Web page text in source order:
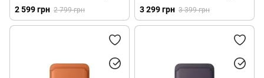
- Taupe (MT243)
2 599 грн 2 799 грн
– Navy (MGH94)
3 299 грн 3 399 грн